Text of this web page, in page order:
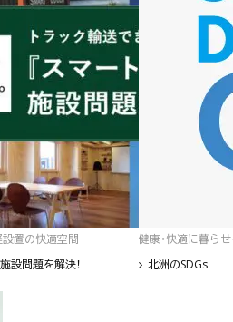
置の快適空間
設問題を解決！
健康・快適に暮ら
北洲のSDGs